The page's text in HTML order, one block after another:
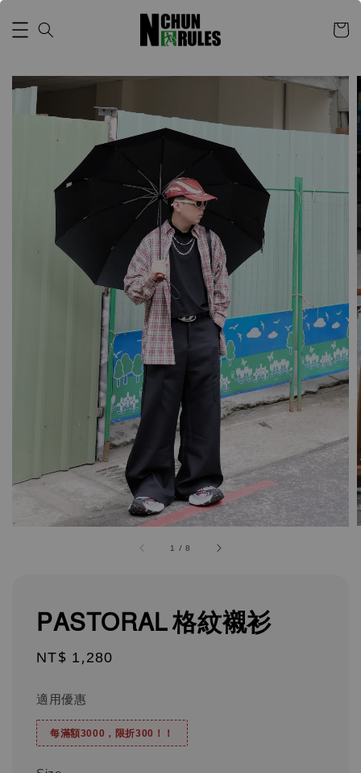
1 /8
PASTORAL 格紋襯衫
Regular
NT$ 1,280
適用優惠
每滿額3000，限折300！！